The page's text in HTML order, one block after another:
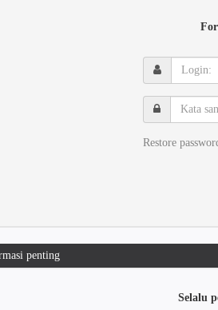
Login:
Kata
sandi:
Restore
penting
Selalu